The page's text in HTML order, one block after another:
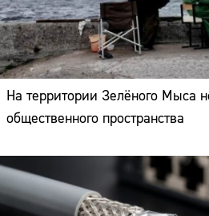
На территории Зелёного Мыса
общественного пространства